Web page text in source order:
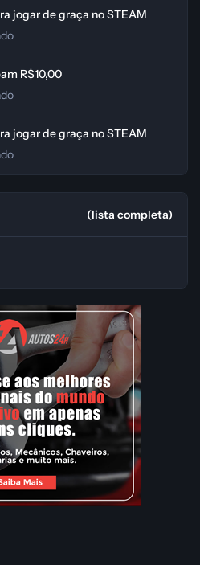
jogar de graça no STEAM
R$10,00
jogar de graça no STEAM
(lista completa)